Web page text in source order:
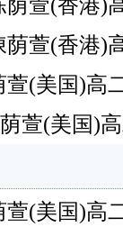
萱(香港)
萱(香港)
(美国)高
萱(美国)
(美国)高